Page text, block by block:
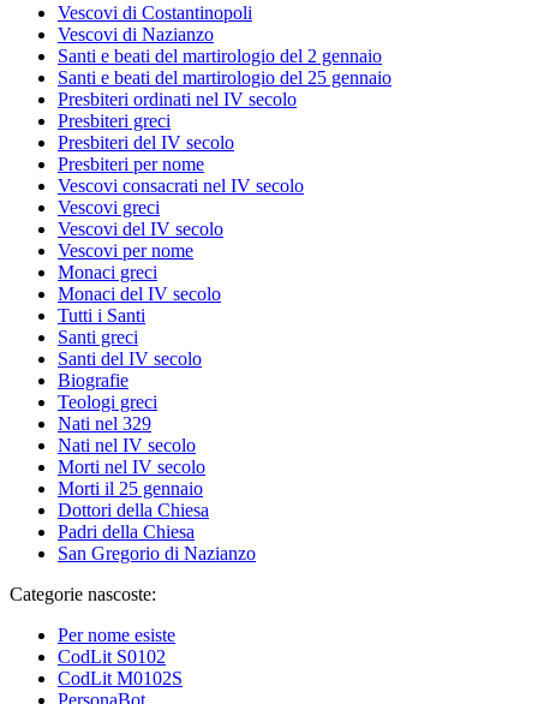
Vescovi di Costantinopoli
Vescovi di Nazianzo
Santi e beati del martirologio del 2 gennaio
Santi e beati del martirologio del 25 gennaio
Presbiteri ordinati nel IV secolo
Presbiteri greci
Presbiteri del IV secolo
Presbiteri per nome
Vescovi consacrati nel IV secolo
Vescovi greci
Vescovi del IV secolo
Vescovi per nome
Monaci greci
Monaci del IV secolo
Tutti i Santi
Santi greci
Santi del IV secolo
Biografie
Teologi greci
Nati nel 329
Nati nel IV secolo
Morti nel IV secolo
Morti il 25 gennaio
Dottori della Chiesa
Padri della Chiesa
San Gregorio di Nazianzo
Categorie nascoste:
Per nome esiste
CodLit S0102
CodLit M0102S
PersonaBot